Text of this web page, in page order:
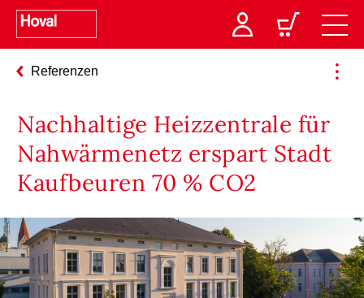
Referenzen
Nachhaltige Heizzentrale für
Nahwärmenetz erspart Stadt
Kaufbeuren 70 % CO2